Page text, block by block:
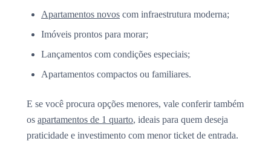
Apartamentos novos com infraestrutura moderna;
Imóveis prontos para morar;
Lançamentos com condições especiais;
Apartamentos compactos ou familiares.
E se você procura opções menores, vale conferir também
os apartamentos de 1 quarto, ideais para quem deseja
praticidade e investimento com menor ticket de entrada.